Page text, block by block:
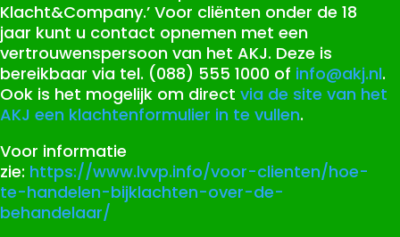
Klacht&Company.’ Voor cliënten onder de 18
jaar kunt u contact opnemen met een
vertrouwenspersoon van het AKJ. Deze is
bereikbaar via tel. (088) 555 1000 of info@akj.nl.
Ook is het mogelijk om direct via de site van het
AKJ een klachtenformulier in te vullen.
Voor informatie
zie: https://www.lvvp.info/voor-clienten/hoe-
te-handelen-bijklachten-over-de-
behandelaar/